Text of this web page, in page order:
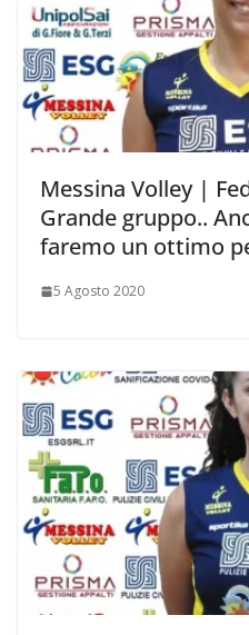
Messina Volley |
Grande gruppo..
faremo un ottimo
5 Agosto 2020